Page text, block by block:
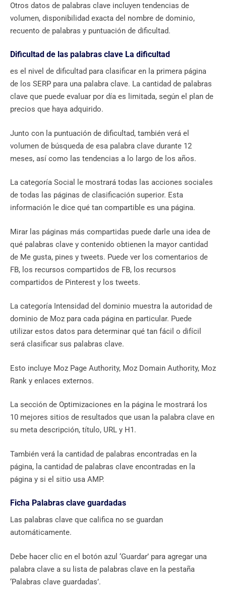
Otros datos de palabras clave incluyen tendencias de
volumen, disponibilidad exacta del nombre de dominio,
recuento de palabras y puntuación de dificultad.
Dificultad de las palabras clave La dificultad
es el nivel de dificultad para clasificar en la primera página
de los SERP para una palabra clave. La cantidad de palabras
clave que puede evaluar por día es limitada, según el plan de
precios que haya adquirido.
Junto con la puntuación de dificultad, también verá el
volumen de búsqueda de esa palabra clave durante 12
meses, así como las tendencias a lo largo de los años.
La categoría Social le mostrará todas las acciones sociales
de todas las páginas de clasificación superior. Esta
información le dice qué tan compartible es una página.
Mirar las páginas más compartidas puede darle una idea de
qué palabras clave y contenido obtienen la mayor cantidad
de Me gusta, pines y tweets. Puede ver los comentarios de
FB, los recursos compartidos de FB, los recursos
compartidos de Pinterest y los tweets.
La categoría Intensidad del dominio muestra la autoridad de
dominio de Moz para cada página en particular. Puede
utilizar estos datos para determinar qué tan fácil o difícil
será clasificar sus palabras clave.
Esto incluye Moz Page Authority, Moz Domain Authority, Moz
Rank y enlaces externos.
La sección de Optimizaciones en la página le mostrará los
10 mejores sitios de resultados que usan la palabra clave en
su meta descripción, título, URL y H1.
También verá la cantidad de palabras encontradas en la
página, la cantidad de palabras clave encontradas en la
página y si el sitio usa AMP.
Ficha Palabras clave guardadas
Las palabras clave que califica no se guardan
automáticamente.
Debe hacer clic en el botón azul ‘Guardar’ para agregar una
palabra clave a su lista de palabras clave en la pestaña
‘Palabras clave guardadas’.